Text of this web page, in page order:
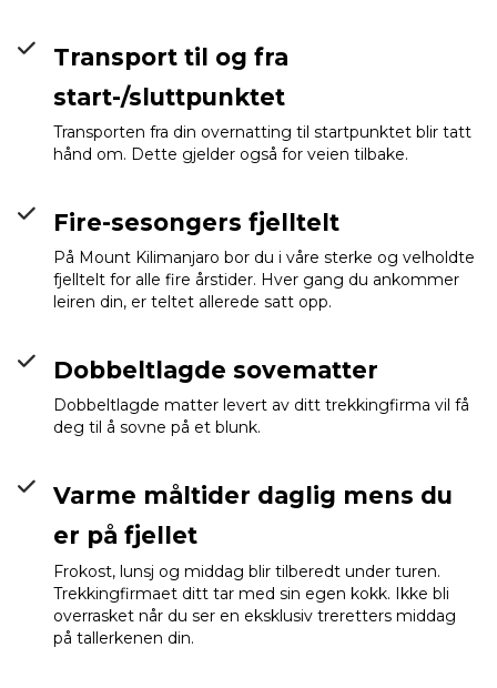
Transport til og fra
start-/sluttpunktet
Transporten fra din overnatting til startpunktet blir tatt
hånd om. Dette gjelder også for veien tilbake.
Fire-sesongers fjelltelt
På Mount Kilimanjaro bor du i våre sterke og velholdte
fjelltelt for alle fire årstider. Hver gang du ankommer
leiren din, er teltet allerede satt opp.
Dobbeltlagde sovematter
Dobbeltlagde matter levert av ditt trekkingfirma vil få
deg til å sovne på et blunk.
Varme måltider daglig mens du
er på fjellet
Frokost, lunsj og middag blir tilberedt under turen.
Trekkingfirmaet ditt tar med sin egen kokk. Ikke bli
overrasket når du ser en eksklusiv treretters middag
på tallerkenen din.